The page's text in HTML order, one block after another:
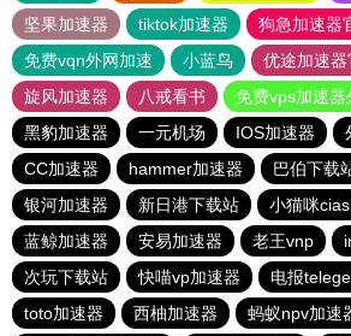
坚果加速器
tiktok加速器
狗急加速器
免费vqn外网加速
小蓝鸟 优途加速器
旋风加速器
八戒看书
免费vps加速器
黑豹加速器
一元机场 IOS加速器
CC加速器
hammer加速器 巴伯下载
银河加速器
新日港下载站
小猫咪
蓝鲸加速器
安易加速器 老王vnp
次玩下载站
快喵vp加速器
电报
toto加速器
西柚加速器
蚂蚁npv加速